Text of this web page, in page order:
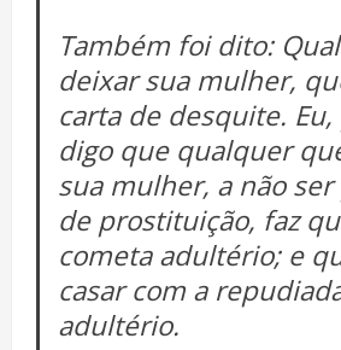
Também foi dito:
deixar sua mulher,
carta de desquite.
digo que qualquer
sua mulher, a não
de prostituição, faz
cometa adultério; e
casar com a
adultério.